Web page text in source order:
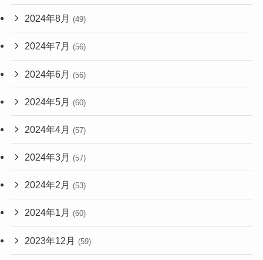
2024年8月 (49)
2024年7月 (56)
2024年6月 (56)
2024年5月 (60)
2024年4月 (57)
2024年3月 (57)
2024年2月 (53)
2024年1月 (60)
2023年12月 (59)